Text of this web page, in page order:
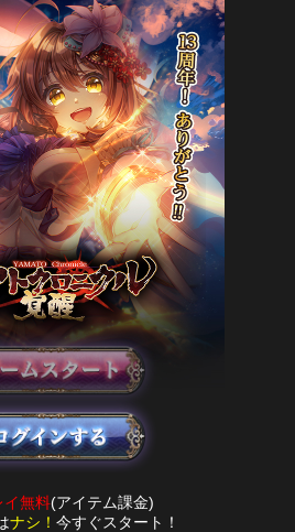
イ無料(アイテム課金)
ナシ！ 今すぐスタート！